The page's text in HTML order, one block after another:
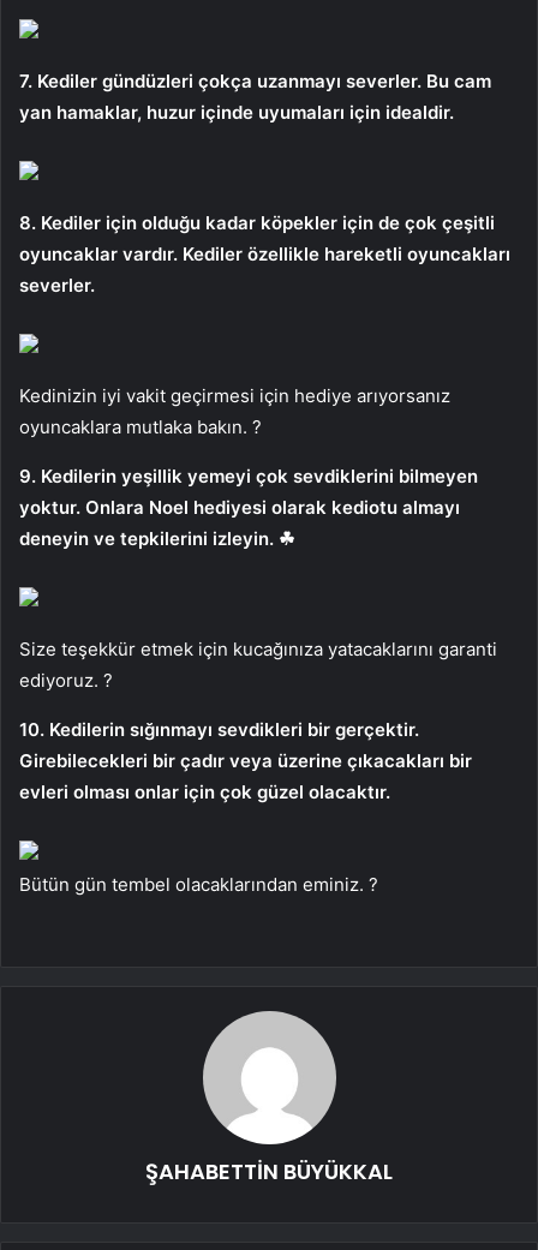
7. Kediler gündüzleri çokça uzanmayı severler. Bu cam
yan hamaklar, huzur içinde uyumaları için idealdir.
8. Kediler için olduğu kadar köpekler için de çok çeşitli
oyuncaklar vardır. Kediler özellikle hareketli oyuncakları
severler.
Kedinizin iyi vakit geçirmesi için hediye arıyorsanız
oyuncaklara mutlaka bakın. ?
9. Kedilerin yeşillik yemeyi çok sevdiklerini bilmeyen
yoktur. Onlara Noel hediyesi olarak kediotu almayı
deneyin ve tepkilerini izleyin. ☘
Size teşekkür etmek için kucağınıza yatacaklarını garanti
ediyoruz. ?
10. Kedilerin sığınmayı sevdikleri bir gerçektir.
Girebilecekleri bir çadır veya üzerine çıkacakları bir
evleri olması onlar için çok güzel olacaktır.
Bütün gün tembel olacaklarından eminiz. ?
ŞAHABETTİN BÜYÜKKAL